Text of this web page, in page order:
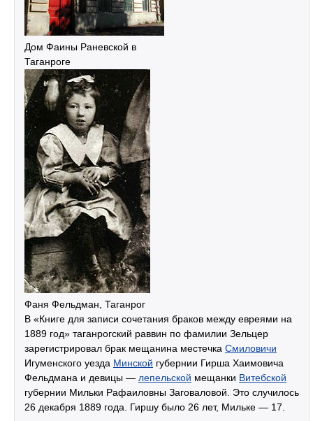
Дом Фаины Раневской в
Таганроге
Фаня Фельдман, Таганрог
В «Книге для записи сочетания браков между евреями на
1889 год» таганрогский раввин по фамилии Зельцер
зарегистрировал брак мещанина местечка Смиловичи
Игуменского уезда Минской губернии Гирша Хаимовича
Фельдмана и девицы — лепельской мещанки Витебской
губернии Мильки Рафаиловны Заговаловой. Это случилось
26 декабря 1889 года. Гиршу было 26 лет, Мильке — 17.